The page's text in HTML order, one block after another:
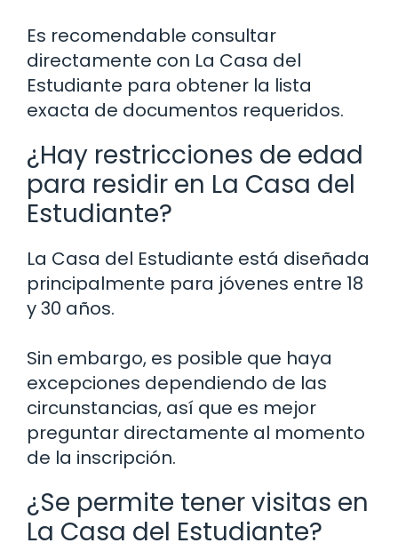
Es recomendable consultar
directamente con La Casa del
Estudiante para obtener la lista
exacta de documentos requeridos.
¿Hay restricciones de edad
para residir en La Casa del
Estudiante?
La Casa del Estudiante está diseñada
principalmente para jóvenes entre 18
y 30 años.
Sin embargo, es posible que haya
excepciones dependiendo de las
circunstancias, así que es mejor
preguntar directamente al momento
de la inscripción.
¿Se permite tener visitas en
La Casa del Estudiante?